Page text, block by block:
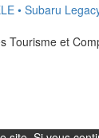
Legacy
Tourisme et